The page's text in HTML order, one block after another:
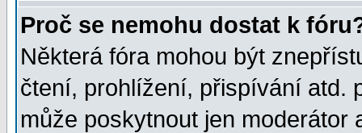
Proč se nemohu dostat k
Některá fóra mohou být
čtení, prohlížení, přispívání atd.
může poskytnout jen moderátor